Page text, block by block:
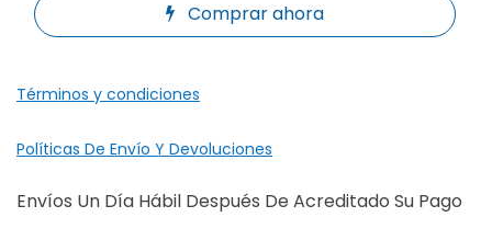
Comprar ahora
Términos y condiciones
Políticas De Envío Y Devoluciones
Envíos Un Día Hábil Después De Acreditado Su Pago